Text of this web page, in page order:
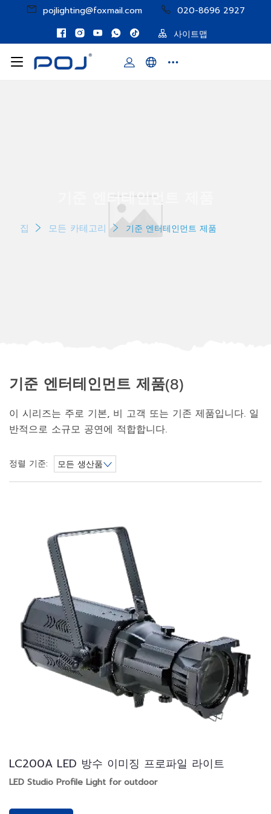
pojlighting@foxmail.com
020-8696 2927
사이트맵
기준 엔터테인먼트 제품
집 모든 카테고리 기준 엔터테인먼트 제품
기준 엔터테인먼트 제품(8)
이 시리즈는 주로 기본, 비 고객 또는 기존 제품입니다. 일
반적으로 소규모 공연에 적합합니다.
정렬 기준: 모든 생산품
LC200A LED 방수 이미징 프로파일 라이트
LED Studio Profile Light for outdoor